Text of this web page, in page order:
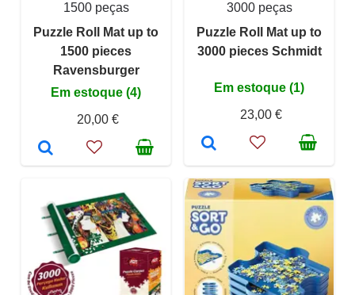
1500 peças
Puzzle Roll Mat up to
1500 pieces
Ravensburger
Em estoque (4)
20,00 €
3000 peças
Puzzle Roll Mat up to
3000 pieces Schmidt
Em estoque (1)
23,00 €